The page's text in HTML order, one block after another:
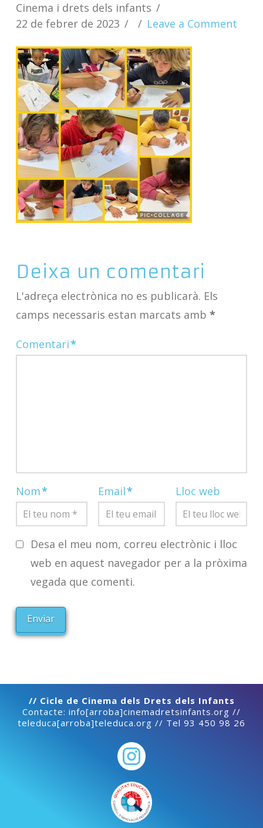
Cinema i drets dels infants
22 de febrer de 2023
Leave a Comment
Deixa un comentari
L'adreça electrònica no es publicarà. Els
camps necessaris estan marcats amb *
Comentari*
Nom* Email* Lloc web
Desa el meu nom, correu electrònic i lloc
web en aquest navegador per a la pròxima
vegada que comenti.
// Cicle de Cinema dels Drets dels Infants
Contacte: info[arroba]cinemadretsinfants.org //
teleduca[arroba]teleduca.org // Tel 93 450 98 26